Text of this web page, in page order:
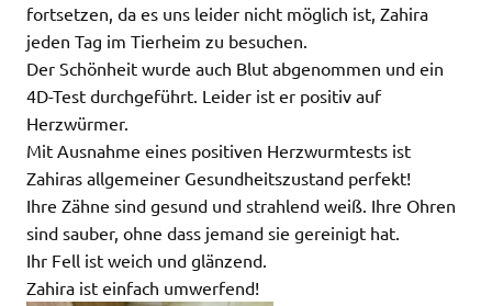
fortsetzen, da es uns leider nicht möglich ist, Zahira
jeden Tag im Tierheim zu besuchen.
Der Schönheit wurde auch Blut abgenommen und ein
4D-Test durchgeführt. Leider ist er positiv auf
Herzwürmer.
Mit Ausnahme eines positiven Herzwurmtests ist
Zahiras allgemeiner Gesundheitszustand perfekt!
Ihre Zähne sind gesund und strahlend weiß. Ihre Ohren
sind sauber, ohne dass jemand sie gereinigt hat.
Ihr Fell ist weich und glänzend.
Zahira ist einfach umwerfend!